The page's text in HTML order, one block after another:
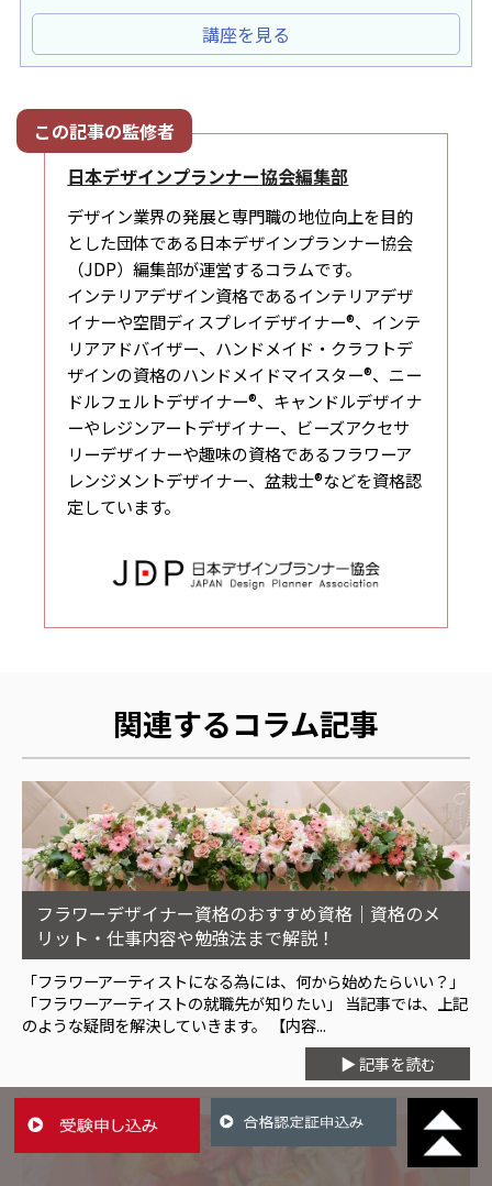
講座を見る
日本デザインプランナー協会編集部
デザイン業界の発展と専門職の地位向上を目的
とした団体である日本デザインプランナー協会
（JDP）編集部が運営するコラムです。
インテリアデザイン資格であるインテリアデザ
イナーや空間ディスプレイデザイナー®、インテ
リアアドバイザー、ハンドメイド・クラフトデ
ザインの資格のハンドメイドマイスター®、ニー
ドルフェルトデザイナー®、キャンドルデザイナ
ーやレジンアートデザイナー、ビーズアクセサ
リーデザイナーや趣味の資格であるフラワーア
レンジメントデザイナー、盆栽士®などを資格認
定しています。
関連するコラム記事
フラワーデザイナー資格のおすすめ資格｜資格のメ
リット・仕事内容や勉強法まで解説！
「フラワーアーティストになる為には、何から始めたらいい？」
「フラワーアーティストの就職先が知りたい」 当記事では、上記
のような疑問を解決していきます。 【内容...
▶ 記事を読む